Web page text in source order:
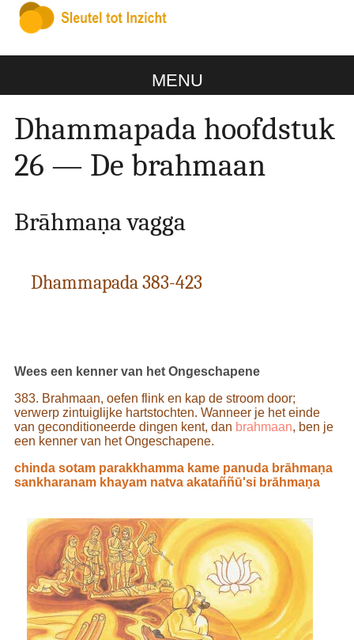
MENU
Dhammapada hoofdstuk
26 — De brahmaan
Brāhmaṇa vagga
Dhammapada 383-423
Wees een kenner van het Ongeschapene
383. Brahmaan, oefen flink en kap de stroom door;
verwerp zintuiglijke hartstochten. Wanneer je het einde
van geconditioneerde dingen kent, dan brahmaan, ben je
een kenner van het Ongeschapene.
chinda sotam parakkhamma kame panuda brāhmaṇa
sankharanam khayam natva akataññū'si brāhmaṇa